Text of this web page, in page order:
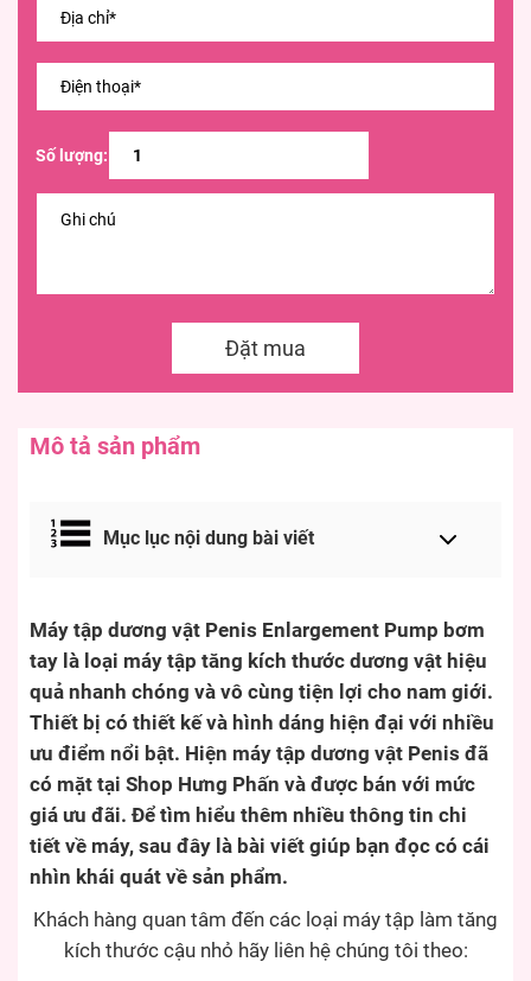
Số lượng:
Đặt mua
Mô tả sản phẩm
Mục lục nội dung bài viết
Máy tập dương vật Penis Enlargement Pump bơm
tay là loại máy tập tăng kích thước dương vật hiệu
quả nhanh chóng và vô cùng tiện lợi cho nam giới.
Thiết bị có thiết kế và hình dáng hiện đại với nhiều
ưu điểm nổi bật. Hiện máy tập dương vật Penis đã
có mặt tại Shop Hưng Phấn và được bán với mức
giá ưu đãi. Để tìm hiểu thêm nhiều thông tin chi
tiết về máy, sau đây là bài viết giúp bạn đọc có cái
nhìn khái quát về sản phẩm.
Khách hàng quan tâm đến các loại máy tập làm tăng
kích thước cậu nhỏ hãy liên hệ chúng tôi theo: